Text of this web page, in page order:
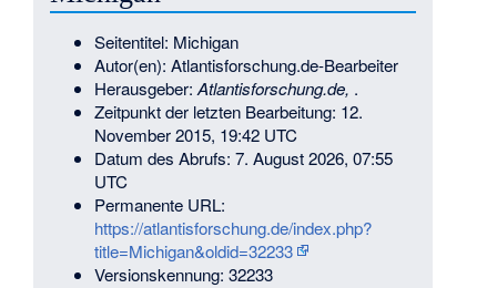
Seitentitel: Michigan
Autor(en): Atlantisforschung.de-Bearbeiter
Herausgeber:Atlantisforschung.de, .
Zeitpunkt der letzten Bearbeitung: 12.
November 2015, 19:42 UTC
Datum des Abrufs: 7. August 2026, 07:55
UTC
Permanente URL:
https://atlantisforschung.de/index.php?
title=Michigan&oldid=32233
Versionskennung: 32233